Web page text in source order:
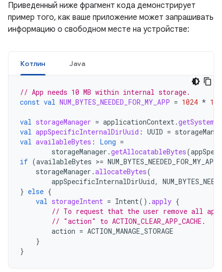
Приведенный ниже фрагмент кода демонстрирует
пример того, как ваше приложение может запрашивать
информацию о свободном месте на устройстве:
Котлин Java
// App needs 10 MB within internal storage.
const val NUM_BYTES_NEEDED_FOR_MY_APP = 1024 *
val storageManager = applicationContext.
val appSpecificInternalDirUuid : UUID =
val availableBytes : Long =
storageManager .getAllocatableBytes(
if (availableBytes >= NUM_BYTES_NEEDED_FOR_MY_APP
storageManager .allocateBytes(
appSpecificInternalDirUuid,
} else {
val storageIntent = Intent().apply {
// To request that the user remove all
// "action" to ACTION_CLEAR_APP_CACHE.
action = ACTION_MANAGE_STORAGE
}
}